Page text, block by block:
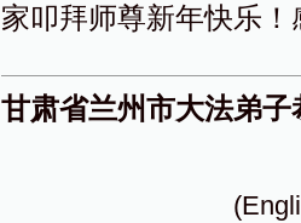
家叩拜师尊新年快乐
甘肃省兰州市大法弟